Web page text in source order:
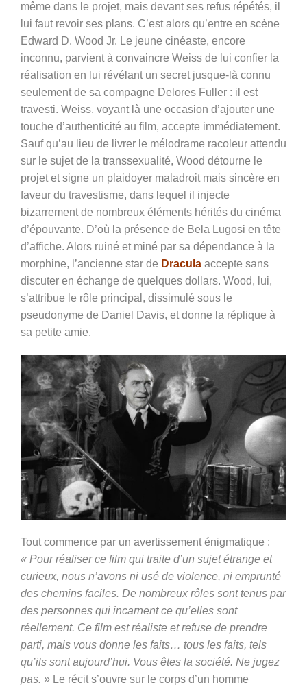
même dans le projet, mais devant ses refus répétés, il
lui faut revoir ses plans. C’est alors qu’entre en scène
Edward D. Wood Jr. Le jeune cinéaste, encore
inconnu, parvient à convaincre Weiss de lui confier la
réalisation en lui révélant un secret jusque-là connu
seulement de sa compagne Delores Fuller : il est
travesti. Weiss, voyant là une occasion d’ajouter une
touche d’authenticité au film, accepte immédiatement.
Sauf qu’au lieu de livrer le mélodrame racoleur attendu
sur le sujet de la transsexualité, Wood détourne le
projet et signe un plaidoyer maladroit mais sincère en
faveur du travestisme, dans lequel il injecte
bizarrement de nombreux éléments hérités du cinéma
d’épouvante. D’où la présence de Bela Lugosi en tête
d’affiche. Alors ruiné et miné par sa dépendance à la
morphine, l’ancienne star de Dracula accepte sans
discuter en échange de quelques dollars. Wood, lui,
s’attribue le rôle principal, dissimulé sous le
pseudonyme de Daniel Davis, et donne la réplique à
sa petite amie.
Tout commence par un avertissement énigmatique :
« Pour réaliser ce film qui traite d’un sujet étrange et
curieux, nous n’avons ni usé de violence, ni emprunté
des chemins faciles. De nombreux rôles sont tenus par
des personnes qui incarnent ce qu’elles sont
réellement. Ce film est réaliste et refuse de prendre
parti, mais vous donne les faits… tous les faits, tels
qu’ils sont aujourd’hui. Vous êtes la société. Ne jugez
pas. » Le récit s’ouvre sur le corps d’un homme